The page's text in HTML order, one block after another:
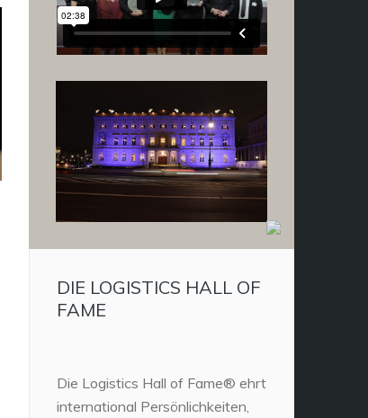
DIE LOGISTICS HALL OF
FAME
Die Logistics Hall of Fame® ehrt
international Persönlichkeiten,